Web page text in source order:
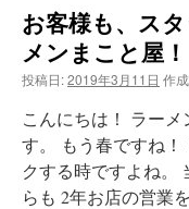
お客様も、ス
メンまこと屋！
投稿日:2019年3月11日 作
こんにちは！ ラー
す。 もう春ですね
クする時ですよね。
らも 2年お店の営業